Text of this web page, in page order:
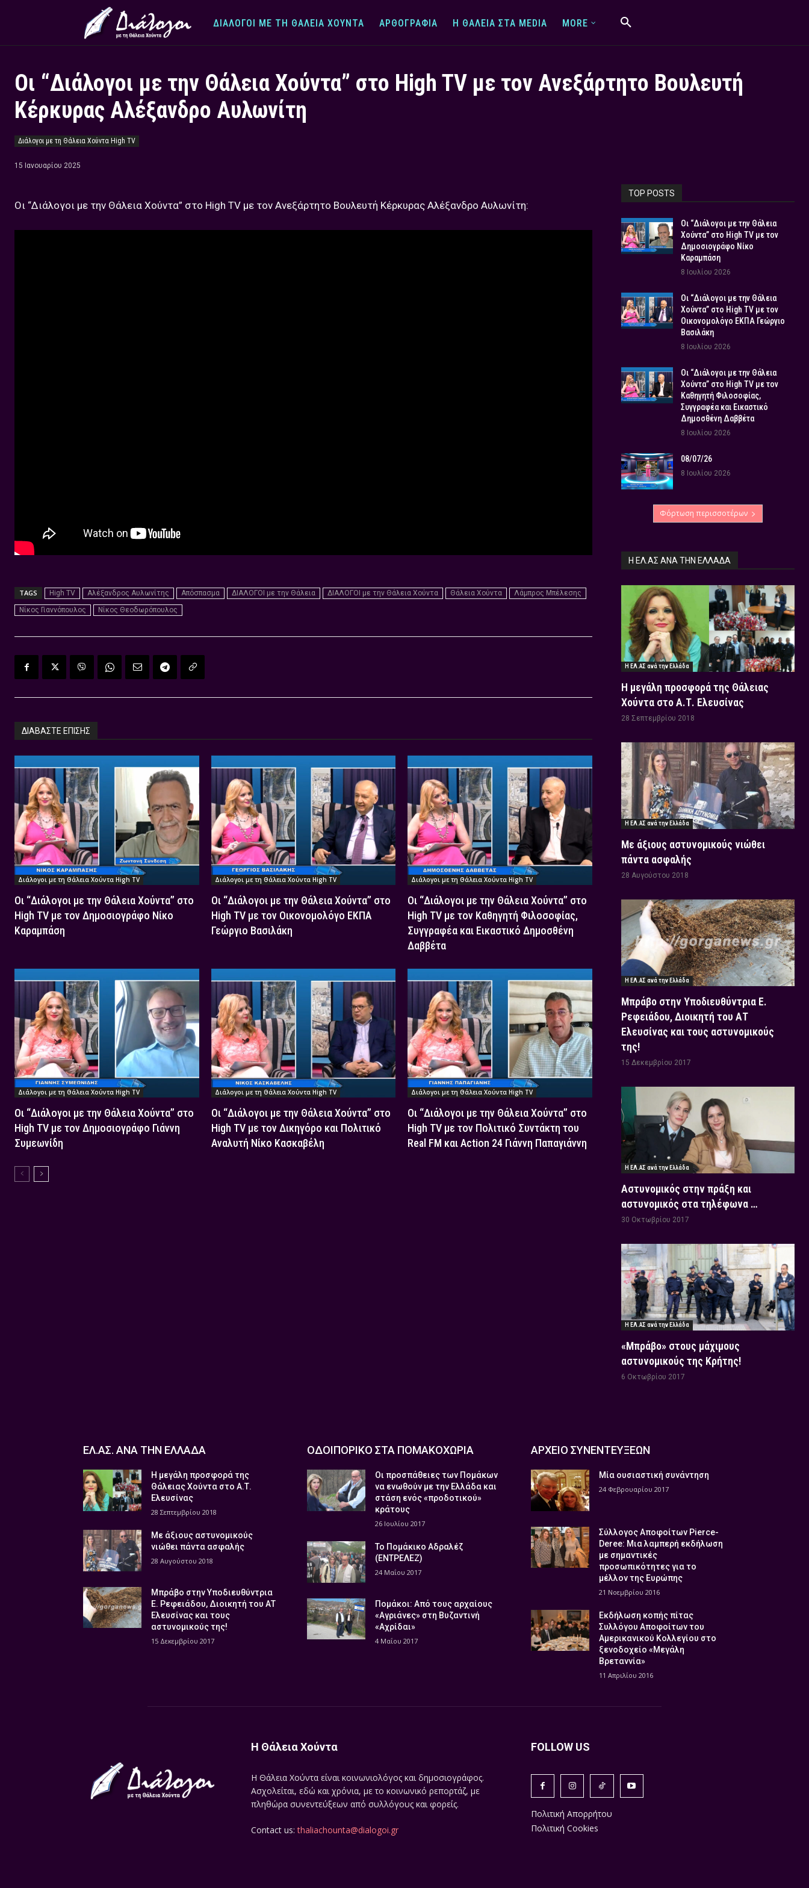
ΔΙΆΛΟΓΟΙ ΜΕ ΤΗ ΘΆΛΕΙΑ ΧΟΎΝΤΑ ΑΡΘΟΓΡΑΦΊΑ Η ΘΆΛΕΙΑ ΣΤΑ MEDIA MORE
Οι “Διάλογοι με την Θάλεια Χούντα” στο High TV με τον Ανεξάρτητο Βουλευτή
Κέρκυρας Αλέξανδρο Αυλωνίτη
Διάλογοι με τη Θάλεια Χούντα High TV
15 Ιανουαρίου 2025
Οι “Διάλογοι με την Θάλεια Χούντα” στο High TV με τον Ανεξάρτητο Βουλευτή Κέρκυρας Αλέξανδρο Αυλωνίτη:
TAGS High TV Αλέξανδρος Αυλωνίτης Απόσπασμα ΔΙΑΛΟΓΟΙ με την Θάλεια ΔΙΑΛΟΓΟΙ με την Θάλεια Χούντα Θάλεια Χούντα
Λάμπρος Μπέλεσης
Νίκος Γιαννόπουλος
Νίκος Θεοδωρόπουλος
ΔΙΑΒΑΣΤΕ ΕΠΙΣΗΣ
Διάλογοι με τη Θάλεια Χούντα High TV
Οι “Διάλογοι με την Θάλεια Χούντα” στο
High TV με τον Δημοσιογράφο Νίκο
Καραμπάση
Διάλογοι με τη Θάλεια Χούντα High TV
Οι “Διάλογοι με την Θάλεια Χούντα” στο
High TV με τον Οικονομολόγο ΕΚΠΑ
Γεώργιο Βασιλάκη
Διάλογοι με τη Θάλεια Χούντα High TV
Οι “Διάλογοι με την Θάλεια Χούντα” στο
High TV με τον Καθηγητή Φιλοσοφίας,
Συγγραφέα και Εικαστικό Δημοσθένη
Δαββέτα
Διάλογοι με τη Θάλεια Χούντα High TV
Οι “Διάλογοι με την Θάλεια Χούντα” στο
High TV με τον Δημοσιογράφο Γιάννη
Συμεωνίδη
Διάλογοι με τη Θάλεια Χούντα High TV
Οι “Διάλογοι με την Θάλεια Χούντα” στο
High TV με τον Δικηγόρο και Πολιτικό
Αναλυτή Νίκο Κασκαβέλη
Διάλογοι με τη Θάλεια Χούντα High TV
Οι “Διάλογοι με την Θάλεια Χούντα” στο
High TV με τον Πολιτικό Συντάκτη του
Real FM και Action 24 Γιάννη Παπαγιάννη
TOP POSTS
Οι “Διάλογοι με την Θάλεια
Χούντα” στο High TV με τον
Δημοσιογράφο Νίκο
Καραμπάση
8 Ιουλίου 2026
Οι “Διάλογοι με την Θάλεια
Χούντα” στο High TV με τον
Οικονομολόγο ΕΚΠΑ Γεώργιο
Βασιλάκη
8 Ιουλίου 2026
Οι “Διάλογοι με την Θάλεια
Χούντα” στο High TV με τον
Καθηγητή Φιλοσοφίας,
Συγγραφέα και Εικαστικό
Δημοσθένη Δαββέτα
8 Ιουλίου 2026
08/07/26
8 Ιουλίου 2026
Φόρτωση περισσοτέρων
Η ΕΛ.ΑΣ ΑΝΆ ΤΗΝ ΕΛΛΆΔΑ
Η ΕΛ.ΑΣ ανά την Ελλάδα
Η μεγάλη προσφορά της Θάλειας
Χούντα στο Α.Τ. Ελευσίνας
28 Σεπτεμβρίου 2018
Η ΕΛ.ΑΣ ανά την Ελλάδα
Με άξιους αστυνομικούς νιώθει
πάντα ασφαλής
28 Αυγούστου 2018
Η ΕΛ.ΑΣ ανά την Ελλάδα
Μπράβο στην Υποδιευθύντρια Ε.
Ρεφειάδου, Διοικητή του ΑΤ
Ελευσίνας και τους αστυνομικούς
της!
15 Δεκεμβρίου 2017
Η ΕΛ.ΑΣ ανά την Ελλάδα
Αστυνομικός στην πράξη και
αστυνομικός στα τηλέφωνα …
30 Οκτωβρίου 2017
Η ΕΛ.ΑΣ ανά την Ελλάδα
«Μπράβο» στους μάχιμους
αστυνομικούς της Κρήτης!
6 Οκτωβρίου 2017
ΕΛ.ΑΣ. ΑΝΑ ΤΗΝ ΕΛΛΑΔΑ
Η μεγάλη προσφορά της
Θάλειας Χούντα στο Α.Τ.
Ελευσίνας
28 Σεπτεμβρίου 2018
Με άξιους αστυνομικούς
νιώθει πάντα ασφαλής
28 Αυγούστου 2018
Μπράβο στην Υποδιευθύντρια
Ε. Ρεφειάδου, Διοικητή του ΑΤ
Ελευσίνας και τους
αστυνομικούς της!
15 Δεκεμβρίου 2017
ΟΔΟΙΠΟΡΙΚΟ ΣΤΑ ΠΟΜΑΚΟΧΩΡΙΑ
Οι προσπάθειες των Πομάκων
να ενωθούν με την Ελλάδα και
στάση ενός «προδοτικού»
κράτους
26 Ιουλίου 2017
Το Πομάκικο Αδραλέζ
(ΕΝΤΡΕΛΕΖ)
24 Μαΐου 2017
Πομάκοι: Από τους αρχαίους
«Αγριάνες» στη Βυζαντινή
«Αχρίδαι»
4 Μαΐου 2017
ΑΡΧΕΙΟ ΣΥΝΕΝΤΕΥΞΕΩΝ
Μία ουσιαστική συνάντηση
24 Φεβρουαρίου 2017
Σύλλογος Αποφοίτων Pierce-
Deree: Μια λαμπερή εκδήλωση
με σημαντικές
προσωπικότητες για το
μέλλον της Ευρώπης
21 Νοεμβρίου 2016
Εκδήλωση κοπής πίτας
Συλλόγου Αποφοίτων του
Αμερικανικού Κολλεγίου στο
ξενοδοχείο «Μεγάλη
Βρεταννία»
11 Απριλίου 2016
Η Θάλεια Χούντα
Η Θάλεια Χούντα είναι κοινωνιολόγος και δημοσιογράφος.
Ασχολείται, εδώ και χρόνια, με το κοινωνικό ρεπορτάζ, με
πληθώρα συνεντεύξεων από συλλόγους και φορείς.
Contact us:thaliachounta@dialogoi.gr
FOLLOW US
Πολιτική Απορρήτου
Πολιτική Cookies